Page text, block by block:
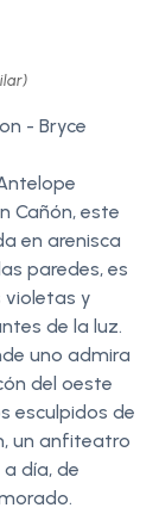
- Bryce
Cañón, este
en arenisca
paredes, es
violetas y
de la luz.
uno admira
del oeste
esculpidos de
un anfiteatro
día, de